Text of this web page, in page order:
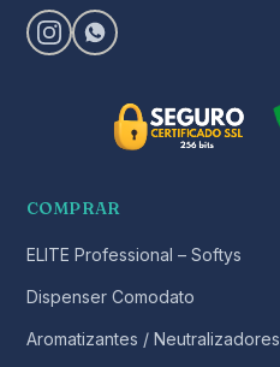
COMPRAR
ELITE Professional – Softys
Dispenser Comodato
Aromatizantes / Neutralizadores